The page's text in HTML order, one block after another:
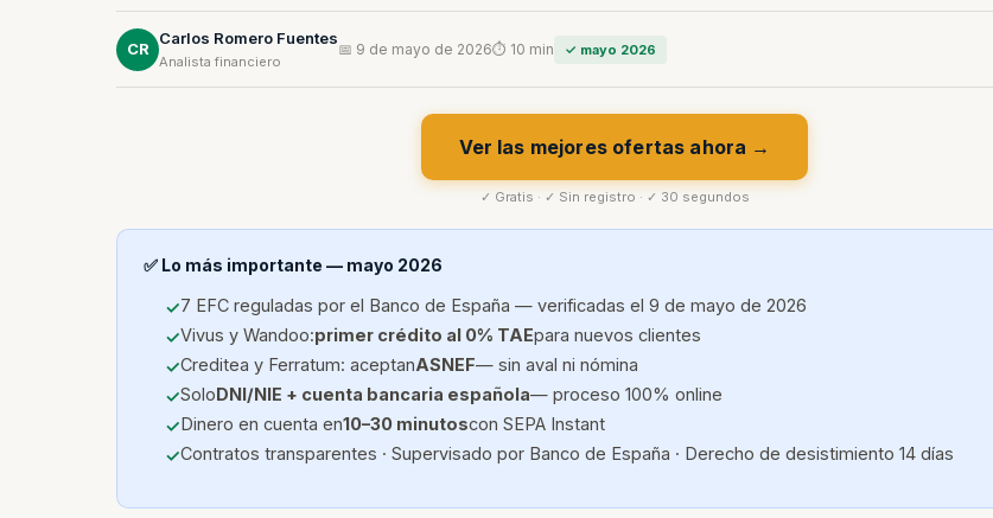
CR
Carlos Romero Fuentes
Analista financiero
📅 9 de mayo de 2026⏱ 10 min ✓ mayo 2026
Ver las mejores ofertas ahora →
✓ Gratis · ✓ Sin registro · ✓ 30 segundos
✅ Lo más importante — mayo 2026
7 EFC reguladas por el Banco de España — verificadas el 9 de mayo de 2026
Vivus y Wandoo:primer crédito al 0% TAEpara nuevos clientes
Creditea y Ferratum: aceptanASNEF— sin aval ni nómina
SoloDNI/NIE + cuenta bancaria española— proceso 100% online
Dinero en cuenta en10–30 minutoscon SEPA Instant
Contratos transparentes · Supervisado por Banco de España · Derecho de desistimiento 14 días